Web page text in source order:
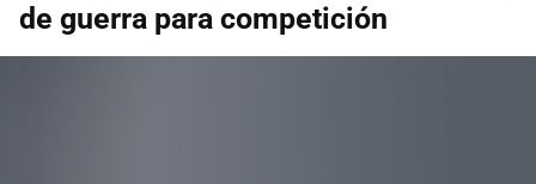
de guerra para competición